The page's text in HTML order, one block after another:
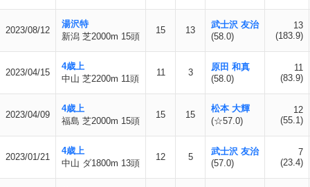
2023/08/12
湯沢特
新潟 芝2000m 15頭
15 13
武士沢 友治
(58.0)
13
(183.9)
2023/04/15
4歳上
中山 芝2200m 11頭
11 3
原田 和真
(58.0)
11
(83.9)
2023/04/09
4歳上
福島 芝2000m 15頭
15 15
松本 大輝
(☆57.0)
12
(55.1)
2023/01/21
4歳上
中山 ダ1800m 13頭
12 5
武士沢 友治
(57.0)
7
(23.4)